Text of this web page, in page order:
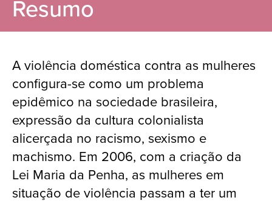
Resumo
A violência doméstica contra as mulheres
configura-se como um problema
epidêmico na sociedade brasileira,
expressão da cultura colonialista
alicerçada no racismo, sexismo e
machismo. Em 2006, com a criação da
Lei Maria da Penha, as mulheres em
situação de violência passam a ter um